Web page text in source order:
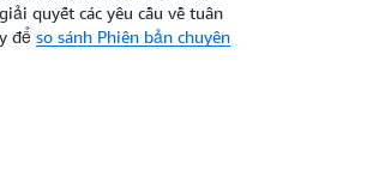
quyết các yêu cầu về tuân
để so sánh Phiên bản chuyên